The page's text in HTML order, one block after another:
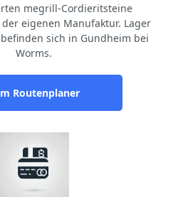
megrill-Cordieritsteine
eigenen Manufaktur. Lager
sich in Gundheim bei
Worms.
Routenplaner